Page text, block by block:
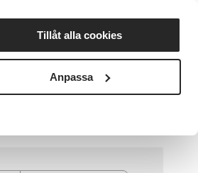
Tillåt alla cookies
Anpassa
Nyheter Avdelningar